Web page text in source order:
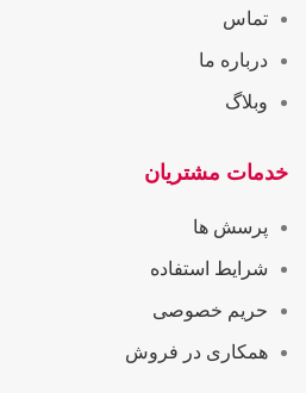
تماس
درباره ما
وبلاگ
خدمات مشتریان
پرسش ها
شرایط استفاده
حریم خصوصی
همکاری در فروش